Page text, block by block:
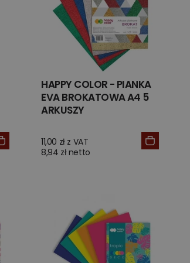
HAPPY COLOR - PIANKA
EVA BROKATOWA A4 5
ARKUSZY
11,00 zł z VAT
8,94 zł netto